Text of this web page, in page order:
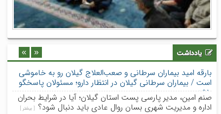
یادداشت
بارقه امید بیماران سرطانی و صعب‌العلاج گیلان رو به خاموشی
است / بیماران سرطانی گیلان در انتظار دارو؛ مسئولان پاسخگو
باشند [ بیشتر ]
صنم امین، مدیر پارسی پست استان گیلان؛ آیا در شرایط بحران
اداره و مدیریت شهری بسان روال عادی باید دنبال شود؟
[ بیشتر ]
«
»